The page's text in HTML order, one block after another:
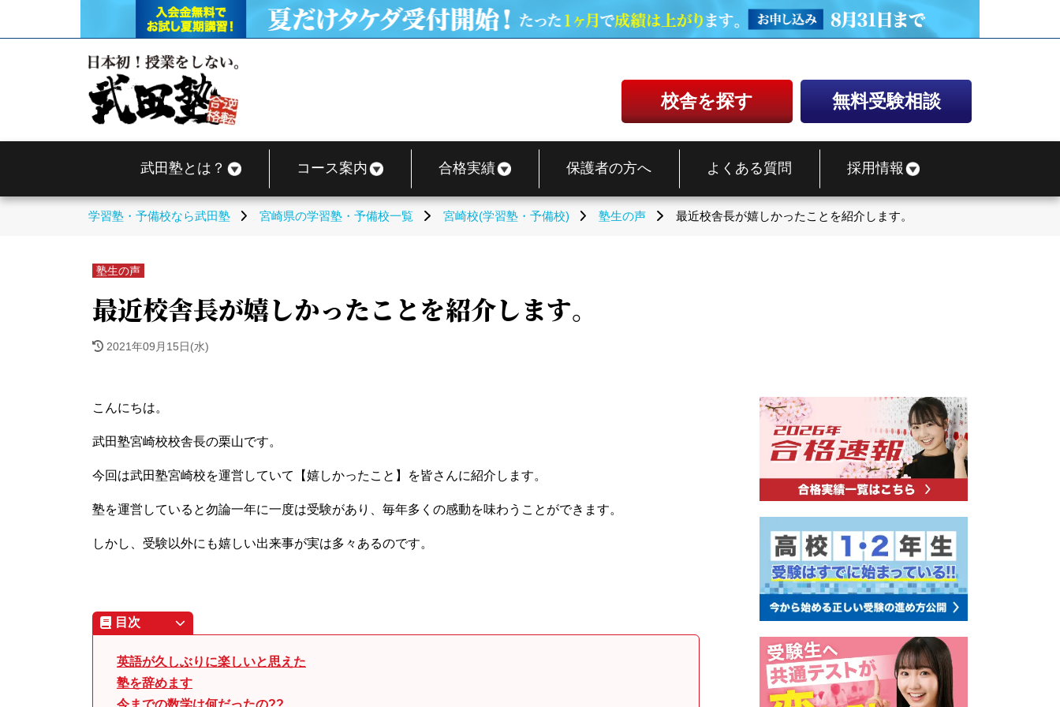
校舎を探す 無料受験相談
武田塾とは？ コース案内 合格実績 保護者の方へ よくある質問 採用情報
学習塾・予備校なら武田塾 宮崎県の学習塾・予備校一覧 宮崎校(学習塾・予備校) 塾生の声 最近校舎長が嬉しかったことを紹介します。
塾生の声
最近校舎長が嬉しかったことを紹介します。
2021年09月15日(水)
こんにちは。
武田塾宮崎校校舎長の栗山です。
今回は武田塾宮崎校を運営していて【嬉しかったこと】を皆さんに紹介します。
塾を運営していると勿論一年に一度は受験があり、毎年多くの感動を味わうことができます。
しかし、受験以外にも嬉しい出来事が実は多々あるのです。
目次
英語が久しぶりに楽しいと思えた
塾を辞めます
今までの数学は何だったの??